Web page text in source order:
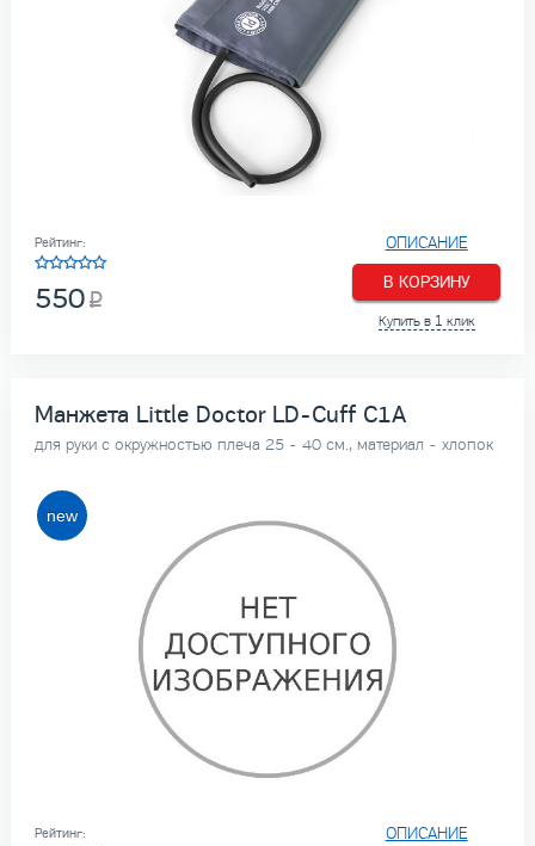
ОПИСАНИЕ
В КОРЗИНУ
Купить в 1 клик
Рейтинг:
550
Манжета Little Doctor LD-Cuff C1A
для руки с окружностью плеча 25 - 40 см., материал - хлопок
ОПИСАНИЕ
Рейтинг: